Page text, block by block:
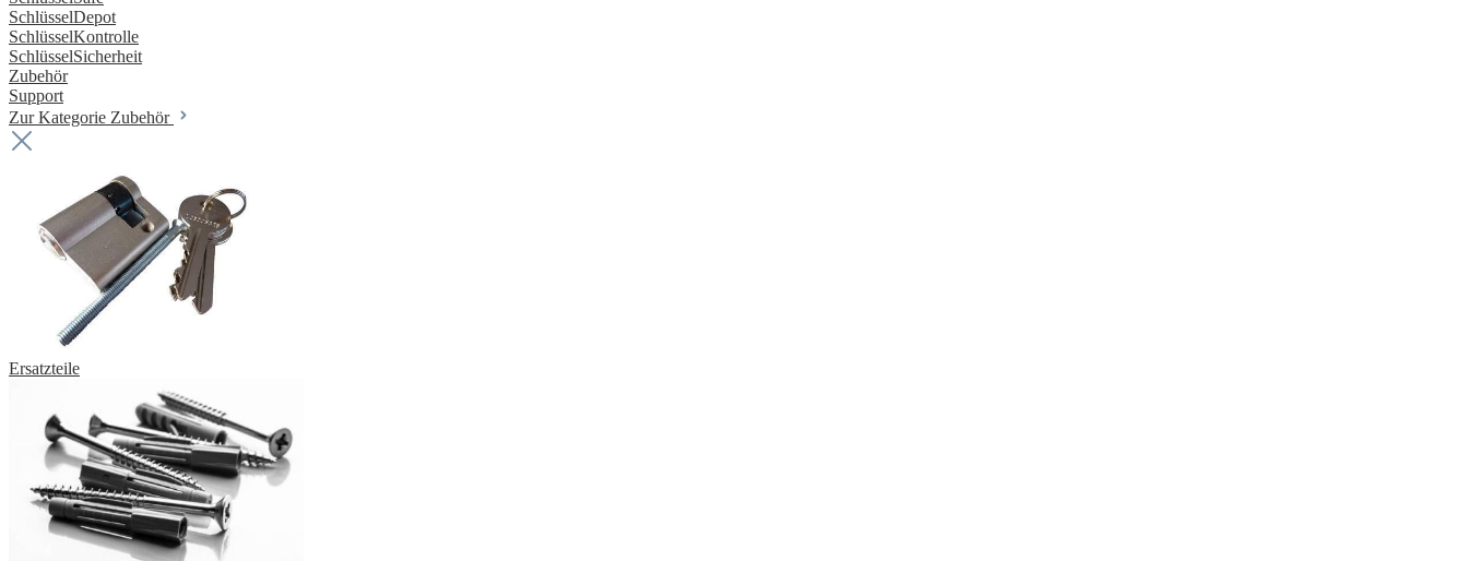
SchlüsselDepot
SchlüsselKontrolle
SchlüsselSicherheit
Zubehör
Support
Zur Kategorie Zubehör
Ersatzteile